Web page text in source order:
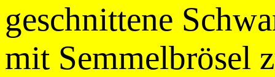
geschnittene
mit Semmelbrösel